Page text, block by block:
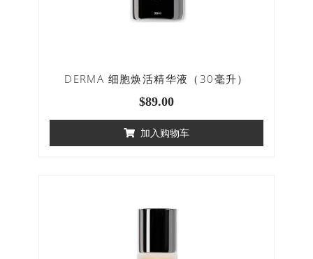
DERMA 细胞焕活精华液（30毫升）
$89.00
加入购物车